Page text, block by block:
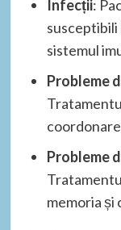
Infecții:
susceptibili
sistemul
Probleme
Probleme
memoria și